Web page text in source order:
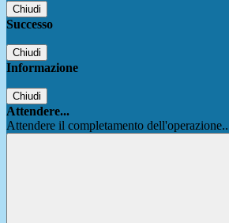
Chiudi
Successo
Chiudi
Informazione
Chiudi
Attendere...
Attendere il completamento